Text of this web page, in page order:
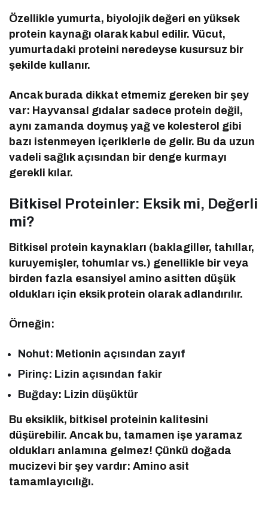
Özellikle yumurta, biyolojik değeri en yüksek
protein kaynağı olarak kabul edilir. Vücut,
yumurtadaki proteini neredeyse kusursuz bir
şekilde kullanır.
Ancak burada dikkat etmemiz gereken bir şey
var: Hayvansal gıdalar sadece protein değil,
aynı zamanda doymuş yağ ve kolesterol gibi
bazı istenmeyen içeriklerle de gelir. Bu da uzun
vadeli sağlık açısından bir denge kurmayı
gerekli kılar.
Bitkisel Proteinler: Eksik mi, Değerli
mi?
Bitkisel protein kaynakları (baklagiller, tahıllar,
kuruyemişler, tohumlar vs.) genellikle bir veya
birden fazla esansiyel amino asitten düşük
oldukları için eksik protein olarak adlandırılır.
Örneğin:
Nohut: Metionin açısından zayıf
Pirinç: Lizin açısından fakir
Buğday: Lizin düşüktür
Bu eksiklik, bitkisel proteinin kalitesini
düşürebilir. Ancak bu, tamamen işe yaramaz
oldukları anlamına gelmez! Çünkü doğada
mucizevi bir şey vardır: Amino asit
tamamlayıcılığı.